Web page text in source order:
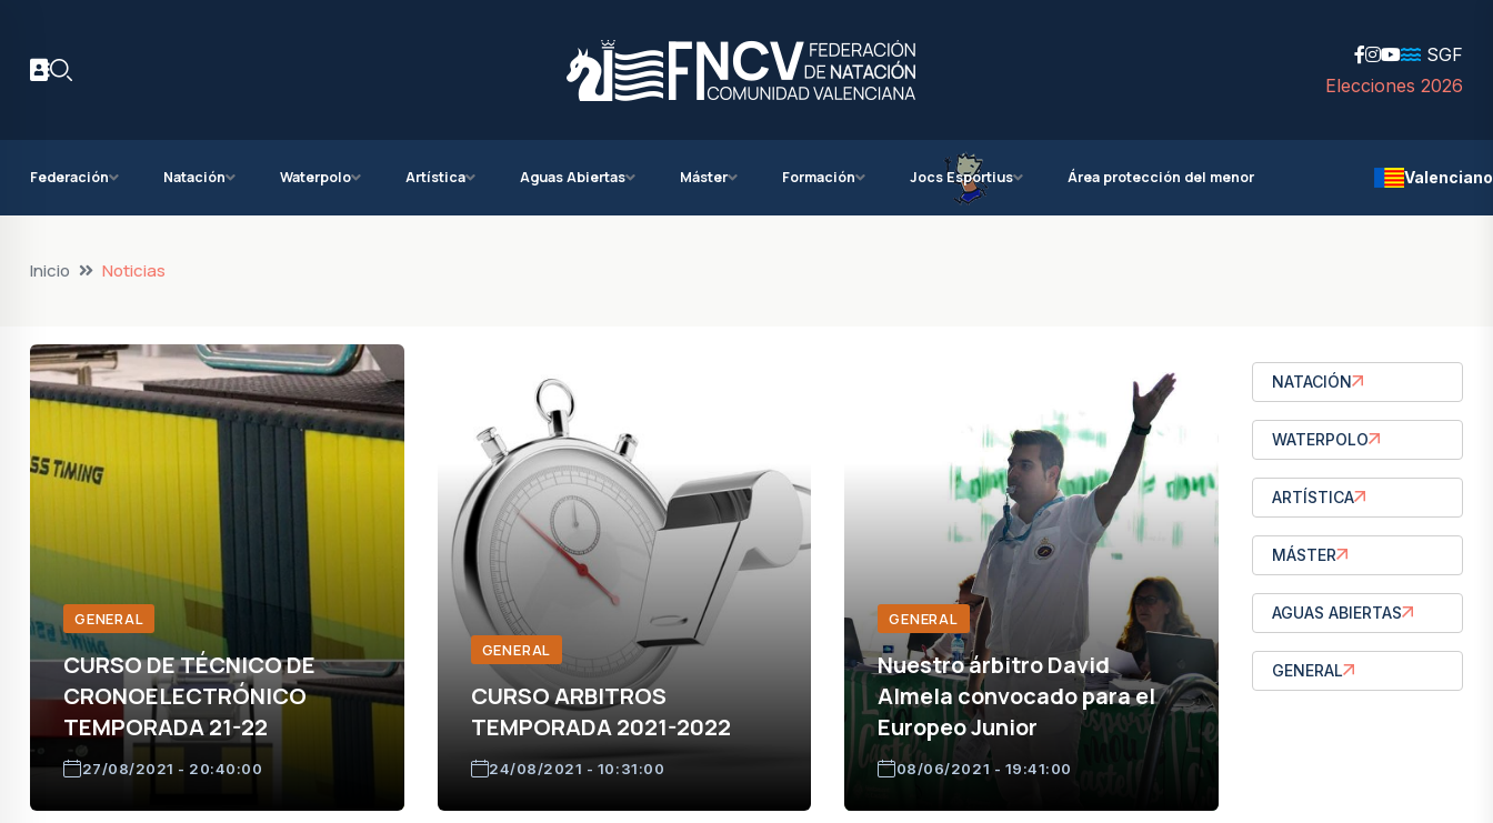
SGF
Elecciones 2026
Federación Natación Waterpolo Artística Aguas Abiertas Máster Formación Jocs Esportius Área protección del menor Valenciano
Inicio Noticias
GENERAL
CURSO DE TÉCNICO DE
CRONOELECTRÓNICO
TEMPORADA 21-22
27/08/2021 - 20:40:00
GENERAL
CURSO ARBITROS
TEMPORADA 2021-2022
24/08/2021 - 10:31:00
GENERAL
Nuestro árbitro David
Almela convocado para el
Europeo Junior
08/06/2021 - 19:41:00
NATACIÓN
WATERPOLO
ARTÍSTICA
MÁSTER
AGUAS ABIERTAS
GENERAL